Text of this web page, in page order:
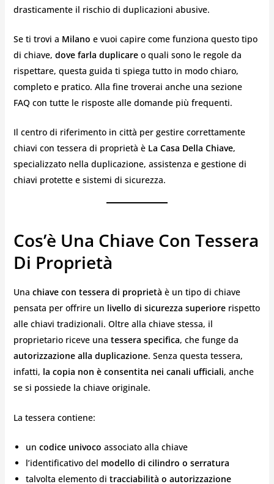
drasticamente il rischio di duplicazioni abusive.
Se ti trovi a Milano e vuoi capire come funziona questo tipo
di chiave, dove farla duplicareo quali sono le regole da
rispettare, questa guida ti spiega tutto in modo chiaro,
completo e pratico. Alla fine troverai anche una sezione
FAQ con tutte le risposte alle domande più frequenti.
Il centro di riferimento in città per gestire correttamente
chiavi con tessera di proprietà è La Casa Della Chiave,
specializzato nella duplicazione, assistenza e gestione di
chiavi protette e sistemi di sicurezza.
Cos’è Una Chiave Con Tessera
Di Proprietà
Una chiave con tessera di proprietà è un tipo di chiave
pensata per offrire un livello di sicurezza superiorerispetto
alle chiavi tradizionali. Oltre alla chiave stessa, il
proprietario riceve una tessera specifica, che funge da
autorizzazione alla duplicazione. Senza questa tessera,
infatti, la copia non è consentita nei canali ufficiali, anche
se si possiede la chiave originale.
La tessera contiene:
un codice univoco associato alla chiave
l’identificativo del modello di cilindro o serratura
talvolta elemento di tracciabilità o autorizzazione